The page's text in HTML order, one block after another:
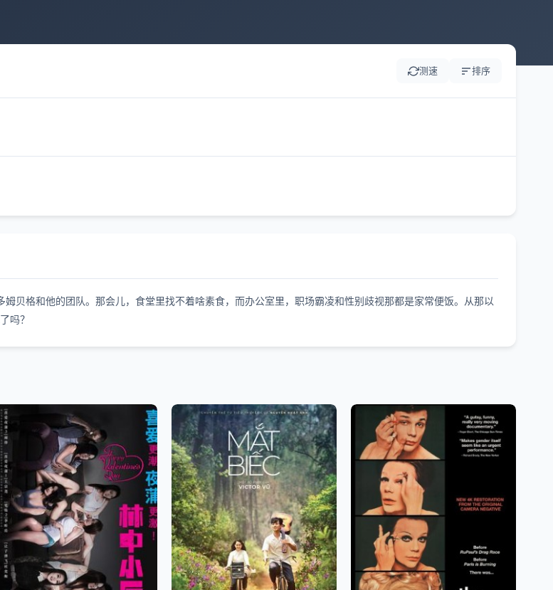
测速 排序
贝格和他的团队。那会儿，食堂里找不着啥素食，而办公室里，职场霸凌和性别歧视那都是家常便饭。从那以
吗？